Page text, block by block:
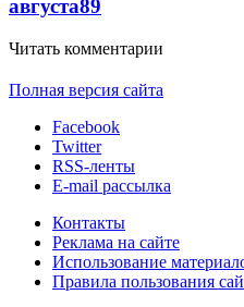
августа89
Читать комментарии
Полная версия сайта
Facebook
Twitter
RSS-ленты
E-mail рассылка
Контакты
Реклама на сайте
Использование
Правила пользования